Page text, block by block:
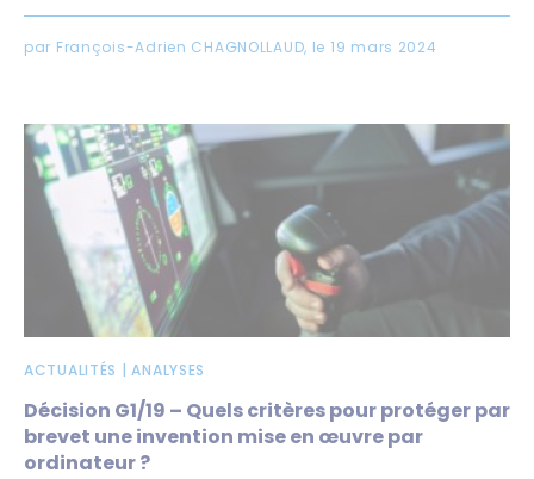
par François-Adrien CHAGNOLLAUD, le 19 mars 2024
ACTUALITÉS | ANALYSES
Décision G1/19 – Quels critères pour protéger par
brevet une invention mise en œuvre par
ordinateur ?